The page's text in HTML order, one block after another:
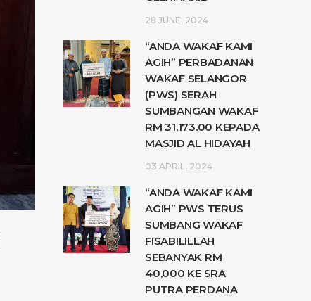
28 JUNE, 2024
“ANDA WAKAF KAMI
AGIH” PERBADANAN
WAKAF SELANGOR
(PWS) SERAH
SUMBANGAN WAKAF
RM 31,173.00 KEPADA
MASJID AL HIDAYAH
03 APRIL, 2024
“ANDA WAKAF KAMI
AGIH” PWS TERUS
SUMBANG WAKAF
FISABILILLAH
SEBANYAK RM
40,000 KE SRA
PUTRA PERDANA